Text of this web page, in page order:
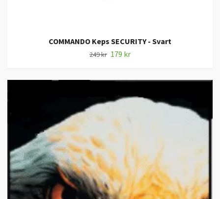
COMMANDO Keps SECURITY - Svart
249 kr 179 kr